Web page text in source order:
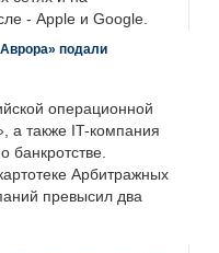
- Apple и Google.
подали
операционной
а также IT-компания
банкротстве.
Арбитражных
превысил два